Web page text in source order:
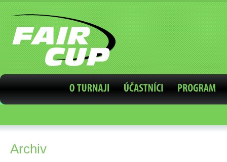
Archiv